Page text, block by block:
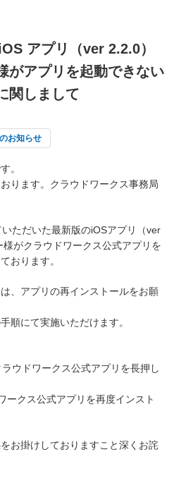
アプリ（ver 2.2.0）
がアプリを起動できない
関しまして
お知らせ
。
ります。クラウドワークス事務局
ただいた最新版のiOSアプリ（ver
がクラウドワークス公式アプリを
おります。
、アプリの再インストールをお願
順にて実施いただけます。
ウドワークス公式アプリを長押し
ークス公式アプリを再度インスト
お掛けしておりますこと深くお詫